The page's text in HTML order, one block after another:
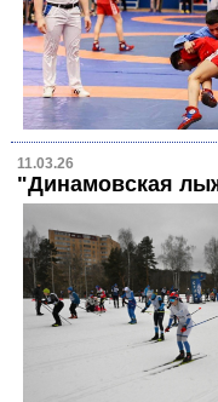
11.03.26
"Динамовская